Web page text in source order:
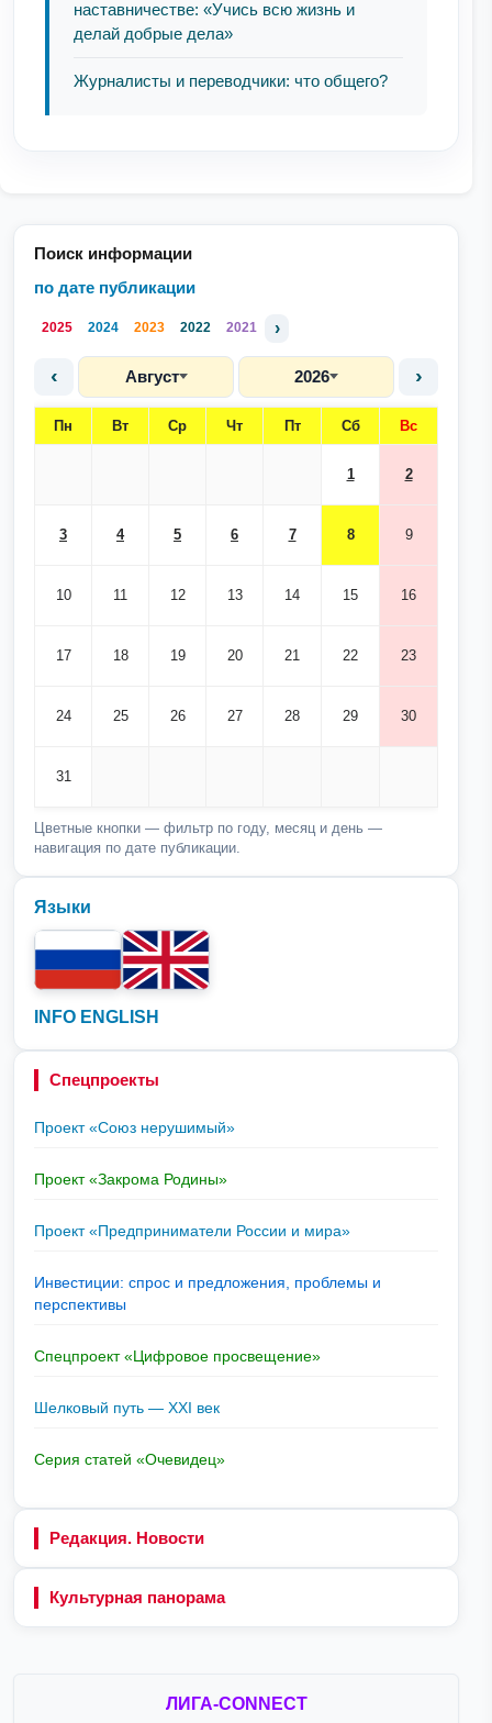
Поиск информации
по дате публикации
2025 2024 2023 2022 2021 ›
‹ Август 2026 ›
Пн Вт Ср Чт Пт Сб Вс
1 2
3 4 5 6 7 8 9
10 11 12 13 14 15 16
17 18 19 20 21 22 23
24 25 26 27 28 29 30
31
Цветные кнопки — фильтр по году, месяц и день —
навигация по дате публикации.
Языки
INFO ENGLISH
Спецпроекты
Проект «Союз нерушимый»
Проект «Закрома Родины»
Проект «Предприниматели России и мира»
Инвестиции: спрос и предложения, проблемы и
перспективы
Спецпроект «Цифровое просвещение»
Шелковый путь — XXI век
Серия статей «Очевидец»
Редакция. Новости
Культурная панорама
наставничестве: «Учись всю жизнь и
делай добрые дела»
Журналисты и переводчики: что общего?
ЛИГА-CONNECT